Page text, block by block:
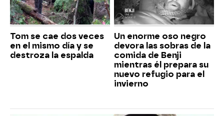
Tom se cae dos veces
en el mismo día y se
destroza la espalda
Un enorme oso negro
devora las sobras de la
comida de Benji
mientras él prepara su
nuevo refugio para el
invierno